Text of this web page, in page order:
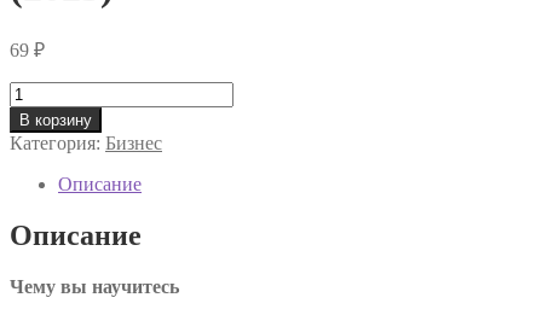
69 ₽
Количество
товара
[Stepik]
Antilya
Telegram
боты
на
3.0
В корзину
Категория: Бизнес
Описание
Описание
Чему вы научитесь